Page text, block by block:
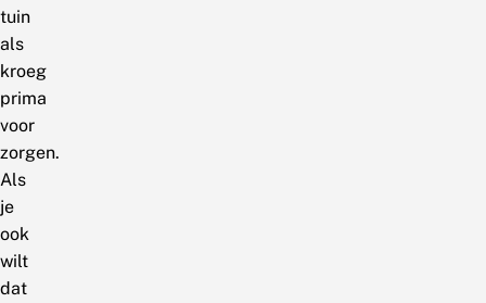
tuin
als
kroeg
prima
voor
zorgen.
Als
je
ook
wilt
dat